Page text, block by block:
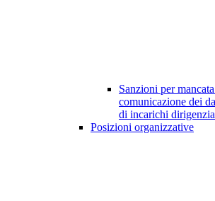
Sanzioni per
comunicazione dei
di incarichi
Posizioni organizzative